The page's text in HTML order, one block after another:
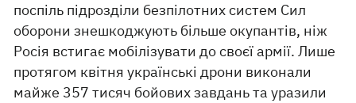
поспіль підрозділи безпілотних систем Сил
оборони знешкоджують більше окупантів, ніж
Росія встигає мобілізувати до своєї армії. Лише
протягом квітня українські дрони виконали
майже 357 тисяч бойових завдань та уразили